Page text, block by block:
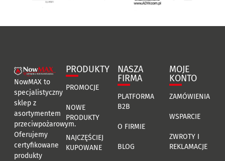
NowMAX to
specjalistyczny
sklep z
asortymentem
przeciwpożarowym.
Oferujemy
certyfikowane
produkty
PRODUKTY
PROMOCJE
NOWE
PRODUKTY
NAJCZĘŚCIEJ
KUPOWANE
NASZA
FIRMA
PLATFORMA
B2B
O FIRMIE
BLOG
MOJE
KONTO
ZAMÓWIENIA
WSPARCIE
ZWROTY I
REKLAMACJE